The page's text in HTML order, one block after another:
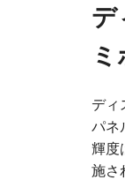
デ
ディ
パネ
輝度
施さ